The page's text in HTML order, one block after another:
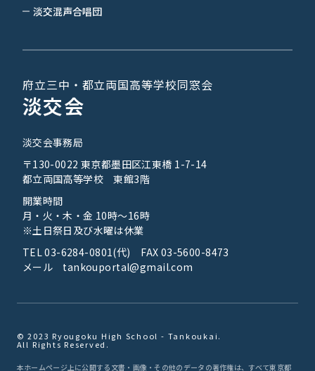
府立三中・都立両国高等学校同窓会
淡交会
淡交会事務局
〒130-0022 東京都墨田区江東橋 1-7-14
都立両国高等学校 東館3階
開業時間
月・火・木・金 10時～16時
※土日祭日及び水曜は休業
TEL 03-6284-0801(代) FAX 03-5600-8473
メール tankouportal@gmail.com
淡交混声合唱団
© 2023 Ryougoku High School - Tankoukai.
All Rights Reserved.
本ホームページ上に公開する文書・画像・その他のデータの著作権は、すべて東京都